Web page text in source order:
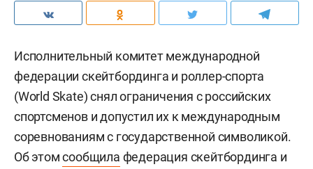
Исполнительный комитет международной
федерации скейтбординга и роллер-спорта
(World Skate) снял ограничения с российских
спортсменов и допустил их к международным
соревнованиям с государственной символикой.
Об этомсообщила федерация скейтбординга и